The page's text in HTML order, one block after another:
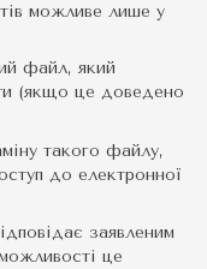
можливе лише у
файл, який
(якщо це доведено
такого файлу,
до електронної
заявленим
це